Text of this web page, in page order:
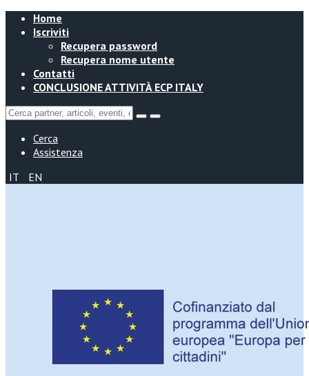
Home
Iscriviti
Recupera password
Recupera nome utente
Contatti
CONCLUSIONE ATTIVITÀ ECP ITALY
Cerca
Assistenza
IT
EN